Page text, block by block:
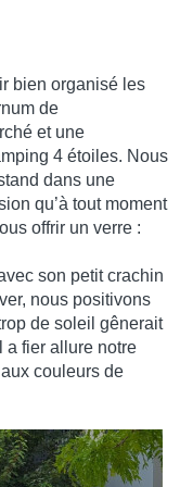
bien organisé les
de
et une
4 étoiles. Nous
dans une
qu’à tout moment
offrir un verre :
son petit crachin
nous positivons
de soleil gênerait
a fier allure notre
couleurs de